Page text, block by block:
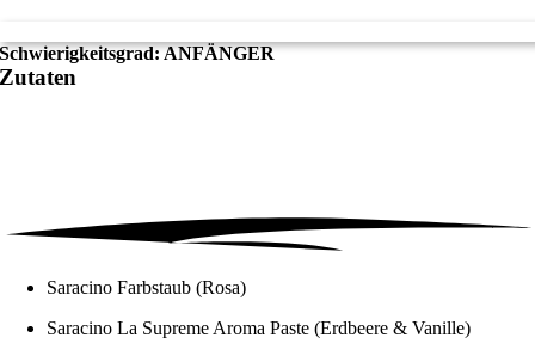
Schwierigkeitsgrad:ANFÄNGER
Zutaten
Saracino Farbstaub (Rosa)
Saracino La Supreme Aroma Paste (Erdbeere & Vanille)